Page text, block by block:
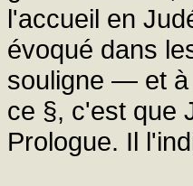
l'accueil en
évoqué dans
souligne — et à
ce §, c'est que
Prologue. Il